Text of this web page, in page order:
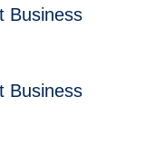
Business
Business